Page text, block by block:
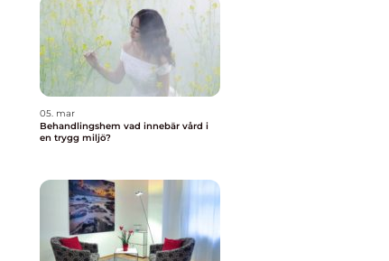
05. mar
Behandlingshem vad innebär vård i
en trygg miljö?